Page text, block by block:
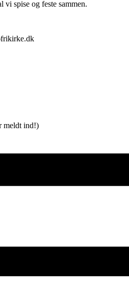
vi spise og feste sammen.
meldt ind!)